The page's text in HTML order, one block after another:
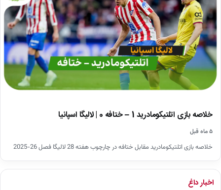
خلاصه بازی اتلتیکومادرید 1 – ختافه 0 | لالیگا اسپانیا
۵ ماه قبل
خلاصه بازی اتلتیکومادرید مقابل ختافه در چارچوب هفته 28 لالیگا فصل 26-2025
اخبار داغ